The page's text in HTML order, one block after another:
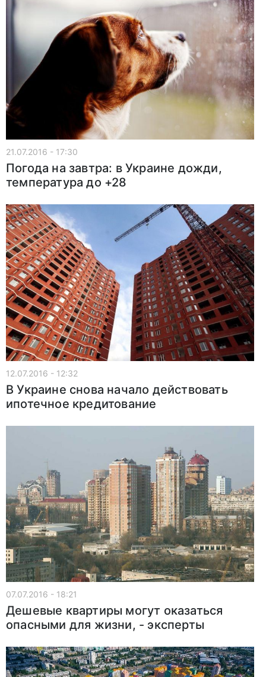
21.07.2016 - 17:30
Погода на завтра: в Украине дожди,
температура до +28
12.07.2016 - 12:32
В Украине снова начало действовать
ипотечное кредитование
07.07.2016 - 18:21
Дешевые квартиры могут оказаться
опасными для жизни, - эксперты